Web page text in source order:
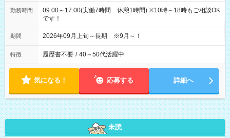
勤務時間
09:00～17:00(実働7時間 休憩1時間) ※10時～18時もご相談OK
です！
期間 2026年09月上旬～長期 ※9月～！
特徴 履歴書不要 / 40～50代活躍中
気になる！ 応募する 詳細へ
未読